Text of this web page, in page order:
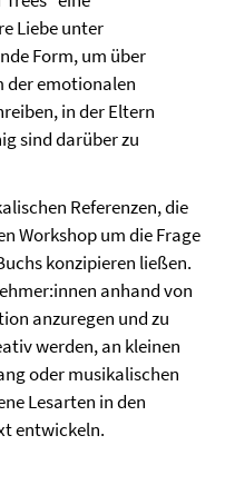
Liebe unter
Form, um über
der emotionalen
in der Eltern
sind darüber zu
Referenzen, die
Workshop um die Frage
konzipieren ließen.
anhand von
anzuregen und zu
werden, an kleinen
oder musikalischen
Lesarten in den
entwickeln.